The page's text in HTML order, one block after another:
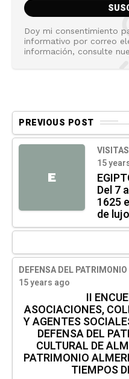
Doy mi consentimiento
informativo por correo
información, consulte
PREVIOUS POST
E
15
Del 7
1625
de
DEFENSA DEL PATRIMONIO
15 years ago
II
ASOCIACIONES,
Y AGENTES
DEFENSA DEL
CULTURAL DE
PATRIMONIO
TIEMPOS